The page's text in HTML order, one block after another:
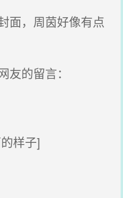
面，周茵好像有点
的留言：
样子]